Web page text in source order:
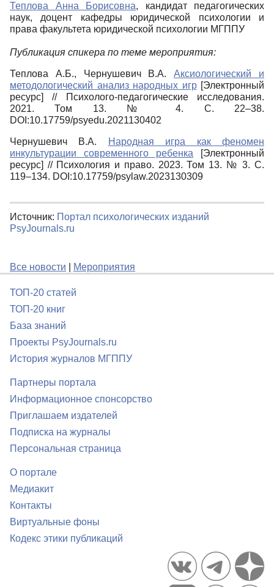
Теплова Анна Борисовна, кандидат педагогических
наук, доцент кафедры юридической психологии и
права факультета юридической психологии МГППУ
Публикация спикера по теме мероприятия:
Теплова А.Б., Чернушевич В.А.Аксиологический и
методологический анализ народных игр[Электронный
ресурс] // Психолого-педагогические исследования.
2021. Том 13. № 4. С. 22–38.
DOI:10.17759/psyedu.2021130402
Чернушевич В.А.
Народная игра как феномен
инкультурации современного ребенка [Электронный
ресурс] // Психология и право. 2023. Том 13. № 3. С.
119–134. DOI:10.17759/psylaw.2023130309
Источник: Портал психологических изданий
PsyJournals.ru
Все новости Мероприятия
ТОП-20 статей
ТОП-20 книг
База знаний
Проекты PsyJournals.ru
История журналов МГППУ
Партнеры портала
Информационное спонсорство
Приглашаем издателей
Подписка на журналы
Персональная страница
О портале
Медиакит
Контакты
Виртуальные фоны
Кодекс этики публикаций